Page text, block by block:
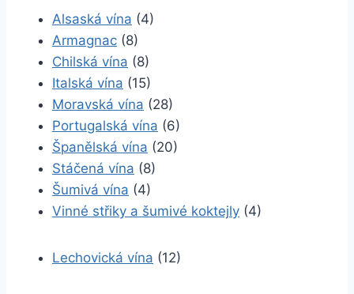
Alsaská vína (4)
Armagnac (8)
Chilská vína (8)
Italská vína (15)
Moravská vína (28)
Portugalská vína (6)
Španělská vína (20)
Stáčená vína (8)
Šumivá vína (4)
Vinné střiky a šumivé koktejly (4)
Lechovická vína (12)